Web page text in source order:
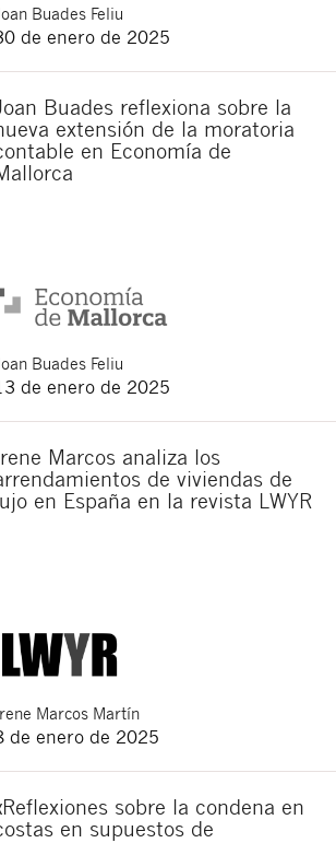
Buades Feliu
de enero de 2025
Buades reflexiona sobre la
extensión de la moratoria
en Economía de
Buades Feliu
de enero de 2025
Marcos analiza los
de viviendas de
en España en la revista LWYR
Marcos Martín
de enero de 2025
sobre la condena en
en supuestos de